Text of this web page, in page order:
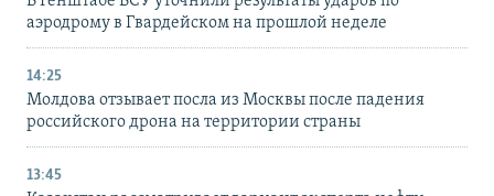
аэродрому в Гвардейском на прошлой неделе
14:25
Молдова отзывает посла из Москвы после падения
российского дрона на территории страны
13:45